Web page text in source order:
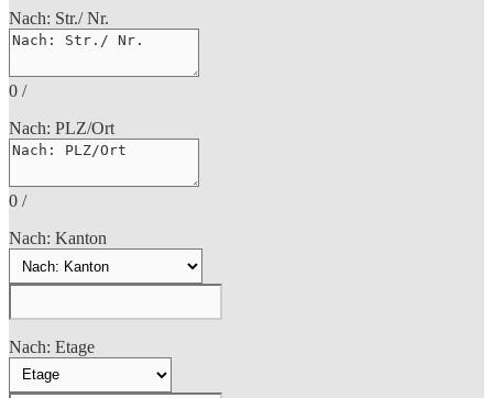
Nach: Str./ Nr.
0 /
Nach: PLZ/Ort
0 /
Nach: Kanton
Nach: Etage